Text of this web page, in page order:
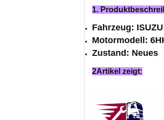
1.
Fahrzeug:
Motormodell:
Zustand: Neues
2Artikel zeigt: